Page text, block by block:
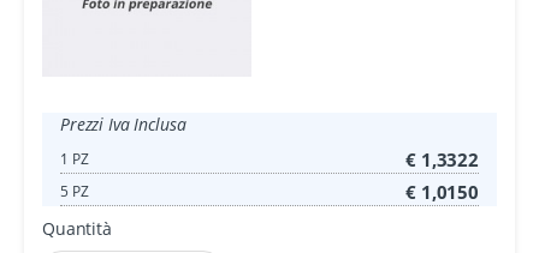
Prezzi Iva Inclusa
1 PZ € 1,3322
5 PZ € 1,0150
Quantità